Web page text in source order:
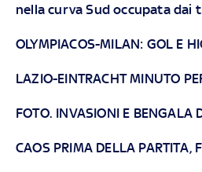
nella curva Sud occupata dai
OLYMPIACOS-MILAN: GOL E
LAZIO-EINTRACHT MINUTO
FOTO. INVASIONI E BENGALA
CAOS PRIMA DELLA PARTITA,